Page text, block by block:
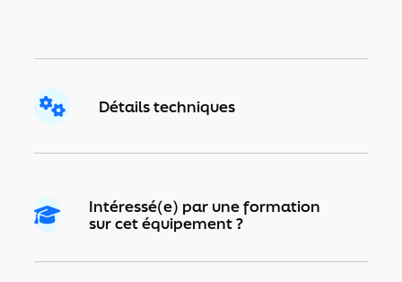
Accueil
À propos
Détails techniques
Intéressé(e) par une formation
sur cet équipement ?